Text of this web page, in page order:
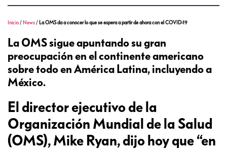
Inicio / News / La OMS da a conocer lo que se espera a partir de ahora con el COVID-19
La OMS sigue apuntando su gran
preocupación en el continente americano
sobre todo en América Latina, incluyendo a
México.
El director ejecutivo de la
Organización Mundial de la Salud
(OMS), Mike Ryan, dijo hoy que “en